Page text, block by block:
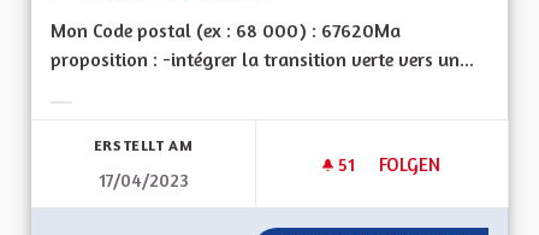
Mon Code postal (ex : 68 000) : 67620Ma
proposition : -intégrer la transition verte vers un...
ERSTELLT AM
17/04/2023
51 51 FOLLOWER
FOLGEN
ALSACE